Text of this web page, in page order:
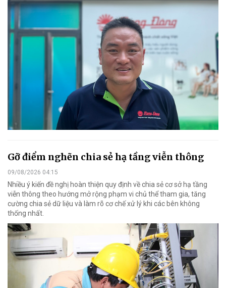
Gỡ điểm nghẽn chia sẻ hạ tầng viễn thông
09/08/2026 04:15
Nhiều ý kiến đề nghị hoàn thiện quy định về chia sẻ cơ sở hạ tầng
viễn thông theo hướng mở rộng phạm vi chủ thể tham gia, tăng
cường chia sẻ dữ liệu và làm rõ cơ chế xử lý khi các bên không
thống nhất.